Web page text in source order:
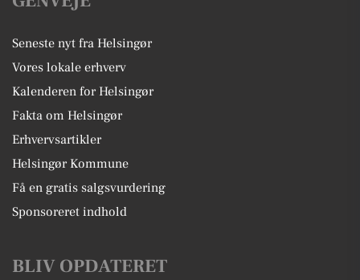
Seneste nyt fra Helsingør
Vores lokale erhverv
Kalenderen for Helsingør
Fakta om Helsingør
Erhvervsartikler
Helsingør Kommune
Få en gratis salgsvurdering
Sponsoreret indhold
BLIV OPDATERET